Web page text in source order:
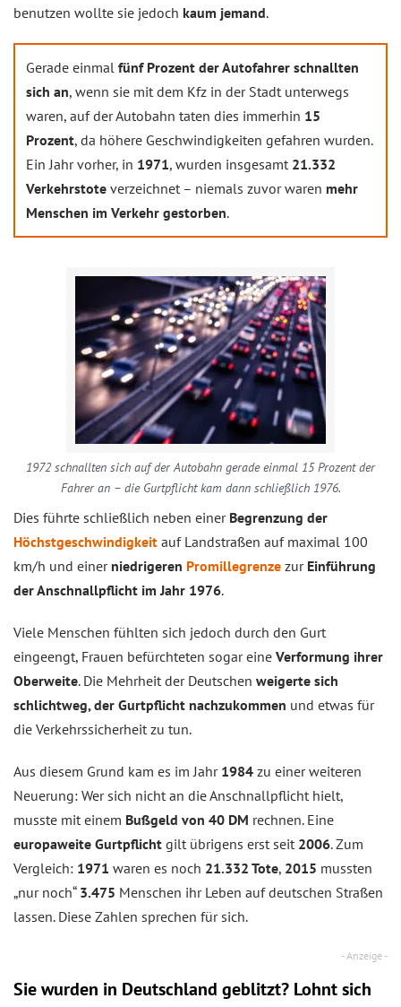
benutzen wollte sie jedoch kaum jemand.
Gerade einmal fünf Prozent der Autofahrer schnallten
sich an, wenn sie mit dem Kfz in der Stadt unterwegs
waren, auf der Autobahn taten dies immerhin 15
Prozent, da höhere Geschwindigkeiten gefahren wurden.
Ein Jahr vorher, in 1971, wurden insgesamt 21.332
Verkehrstote verzeichnet – niemals zuvor waren mehr
Menschen im Verkehr gestorben.
1972 schnallten sich auf der Autobahn gerade einmal 15 Prozent der
Fahrer an – die Gurtpflicht kam dann schließlich 1976.
Dies führte schließlich neben einer Begrenzung der
Höchstgeschwindigkeit auf Landstraßen auf maximal 100
km/h und einer niedrigeren Promillegrenze zur Einführung
der Anschnallpflicht im Jahr 1976.
Viele Menschen fühlten sich jedoch durch den Gurt
eingeengt, Frauen befürchteten sogar eine Verformung ihrer
Oberweite. Die Mehrheit der Deutschen weigerte sich
schlichtweg, der Gurtpflicht nachzukommen und etwas für
die Verkehrssicherheit zu tun.
Aus diesem Grund kam es im Jahr 1984 zu einer weiteren
Neuerung: Wer sich nicht an die Anschnallpflicht hielt,
musste mit einem Bußgeld von 40 DM rechnen. Eine
europaweite Gurtpflicht gilt übrigens erst seit 2006. Zum
Vergleich: 1971 waren es noch 21.332 Tote, 2015 mussten
„nur noch“ 3.475 Menschen ihr Leben auf deutschen Straßen
lassen. Diese Zahlen sprechen für sich.
Sie wurden in Deutschland geblitzt? Lohnt sich